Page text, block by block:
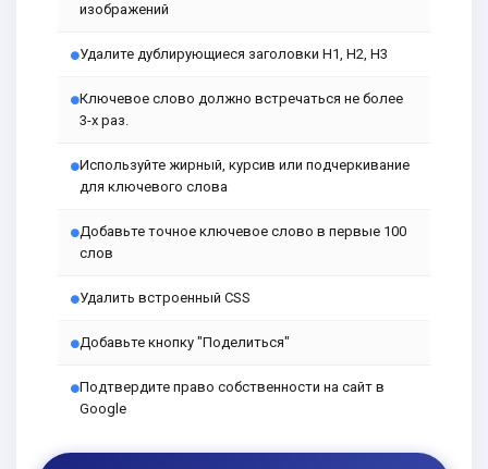
изображений
Удалите дублирующиеся заголовки H1, H2, H3
Ключевое слово должно встречаться не более
3-х раз.
Используйте жирный, курсив или подчеркивание
для ключевого слова
Добавьте точное ключевое слово в первые 100
слов
Удалить встроенный CSS
Добавьте кнопку "Поделиться"
Подтвердите право собственности на сайт в
Google